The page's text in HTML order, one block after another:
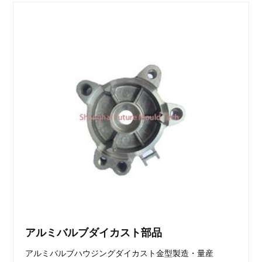
アルミバルブダイカスト部品
アルミバルブハウジングダイカスト金型製造・量産